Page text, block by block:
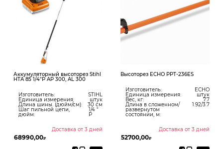
Аккумуляторный высоторез Stihl
HTA 85 1/4″P AP 300, AL 300
Изготовитель: STIHL
Единица измерения: штук
Длина шины. (дюйм/см): 30 см
Шаг пильной цепи,
дюйм:
1/4 "
P
Доставка от 3 дней
68990,00₽
Высоторез ECHO PPT-236ES
Изготовитель: ECHO
Единица измерения: штук
Вес, кг: 7.7
Длина в сложенном/
развернутом
состоянии, м:
1.92/3.7
Доставка от 3 дней
52700,00₽